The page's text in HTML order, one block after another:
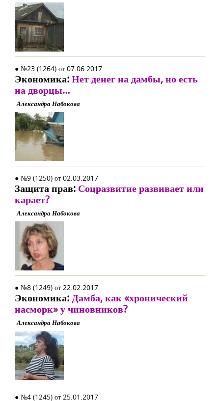
● №23 (1264) от 07.06.2017
Экономика:Нет денег на дамбы, но есть
на дворцы…
Александра Набокова
● №9 (1250) от 02.03.2017
Защита прав: Соцразвитие развивает или
карает?
Александра Набокова
● №8 (1249) от 22.02.2017
Экономика:Дамба, как «хронический
насморк» у чиновников?
Александра Набокова
● №4 (1245) от 25.01.2017